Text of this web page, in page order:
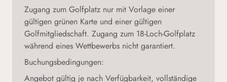
Zugang zum Golfplatz nur mit Vorlage einer
gültigen grünen Karte und einer gültigen
Golfmitgliedschaft. Zugang zum 18-Loch-Golfplatz
während eines Wettbewerbs nicht garantiert.
Buchungsbedingungen:
Angebot gültig je nach Verfügbarkeit, vollständige